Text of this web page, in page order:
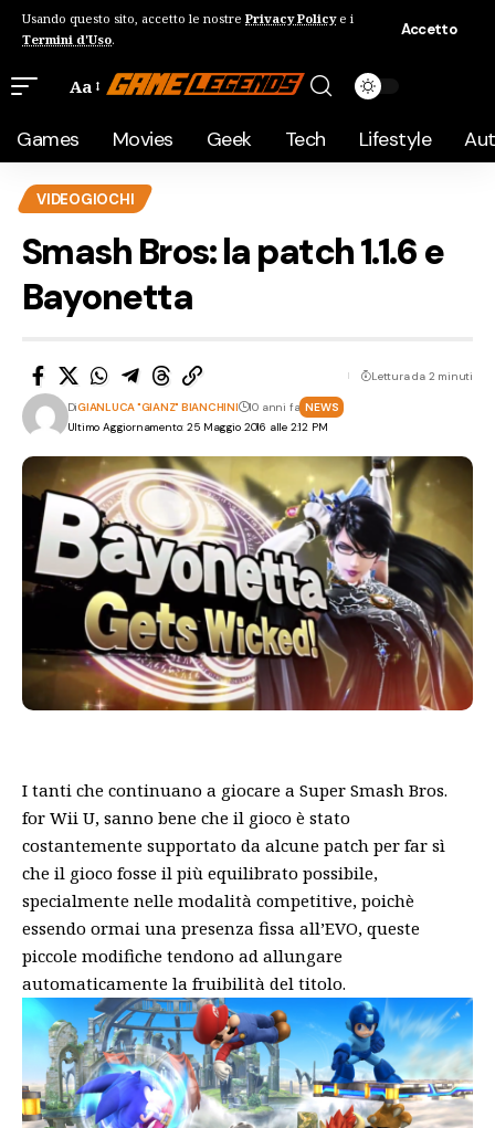
Usando questo sito, accetto le nostre Privacy Policye i
Termini d'Uso.
Accetto
Aa
Games Movies Geek Tech Lifestyle
VIDEOGIOCHI
Smash Bros: la patch 1.1.6 e
Bayonetta
Ultimo Aggiornamento: 25 Maggio 2016 alle 2:12 PM
DiGIANLUCA "GIANZ" BIANCHINI 10 anni fa NEWS
Lettura da 2 minuti
I tanti che continuano a giocare a Super Smash Bros.
for Wii U, sanno bene che il gioco è stato
costantemente supportato da alcune patch per far sì
che il gioco fosse il più equilibrato possibile,
specialmente nelle modalità competitive, poichè
essendo ormai una presenza fissa all’EVO, queste
piccole modifiche tendono ad allungare
automaticamente la fruibilità del titolo.